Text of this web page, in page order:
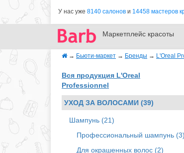
У нас уже 8140 салонов и 14458 мастеров
Маркетплейс красоты
→ Бьюти-маркет → Бренды → L'Oreal
Вся продукция L'Oreal
Professionnel
УХОД ЗА ВОЛОСАМИ (39)
Шампунь (21)
Профессиональный шампунь (3)
Для окрашенных волос (2)